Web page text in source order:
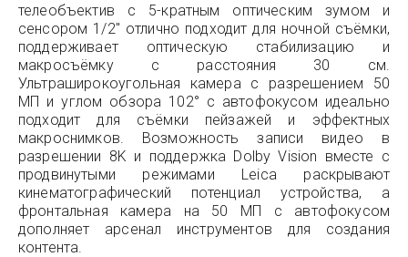
телеобъектив с 5-кратным оптическим зумом и
сенсором 1/2″ отлично подходит для ночной съёмки,
поддерживает оптическую стабилизацию и
макросъёмку с расстояния 30 см.
Ультраширокоугольная камера с разрешением 50
МП и углом обзора 102° с автофокусом идеально
подходит для съёмки пейзажей и эффектных
макроснимков. Возможность записи видео в
разрешении 8K и поддержка Dolby Vision вместе с
продвинутыми режимами Leica раскрывают
кинематографический потенциал устройства, а
фронтальная камера на 50 МП с автофокусом
дополняет арсенал инструментов для создания
контента.